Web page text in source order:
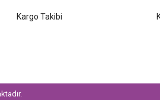
Kargo Takibi